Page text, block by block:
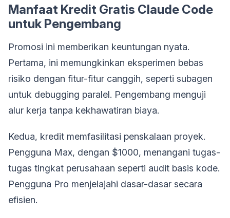
Manfaat Kredit Gratis Claude Code
untuk Pengembang
Promosi ini memberikan keuntungan nyata.
Pertama, ini memungkinkan eksperimen bebas
risiko dengan fitur-fitur canggih, seperti subagen
untuk debugging paralel. Pengembang menguji
alur kerja tanpa kekhawatiran biaya.
Kedua, kredit memfasilitasi penskalaan proyek.
Pengguna Max, dengan $1000, menangani tugas-
tugas tingkat perusahaan seperti audit basis kode.
Pengguna Pro menjelajahi dasar-dasar secara
efisien.